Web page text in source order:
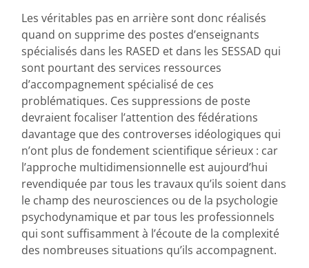
Les véritables pas en arrière sont donc réalisés
quand on supprime des postes d’enseignants
spécialisés dans les RASED et dans les SESSAD qui
sont pourtant des services ressources
d’accompagnement spécialisé de ces
problématiques. Ces suppressions de poste
devraient focaliser l’attention des fédérations
davantage que des controverses idéologiques qui
n’ont plus de fondement scientifique sérieux : car
l’approche multidimensionnelle est aujourd’hui
revendiquée par tous les travaux qu’ils soient dans
le champ des neurosciences ou de la psychologie
psychodynamique et par tous les professionnels
qui sont suffisamment à l’écoute de la complexité
des nombreuses situations qu’ils accompagnent.